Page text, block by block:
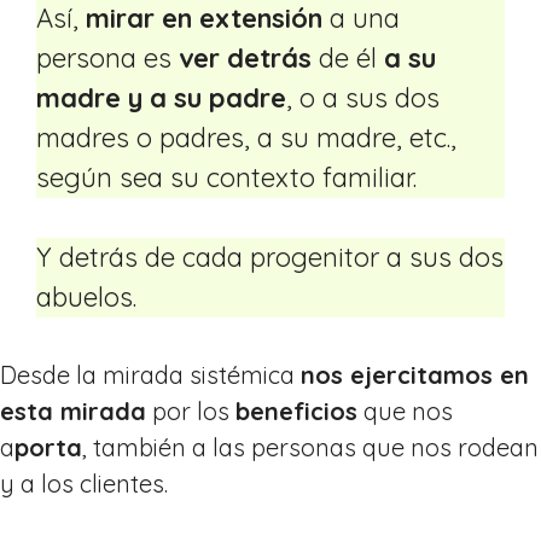
Así, mirar en extensión a una
persona es ver detrás de él a su
madre y a su padre, o a sus dos
madres o padres, a su madre, etc.,
según sea su contexto familiar.
Y detrás de cada progenitor a sus dos
abuelos.
Desde la mirada sistémica nos ejercitamos en
esta mirada por los beneficios que nos
aporta, también a las personas que nos rodean
y a los clientes.